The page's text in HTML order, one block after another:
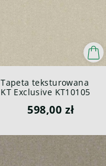
Tapeta teksturowana
KT Exclusive KT10105
598,00 zł